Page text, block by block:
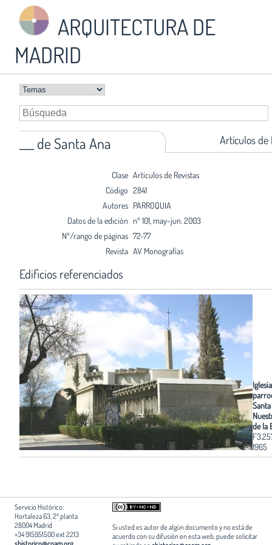
ARQUITECTURA DE
MADRID
___ de Santa Ana Artículos de
Clase Artículos de Revistas
Código 2841
Autores PARROQUIA
Datos de la edición nº 101, may-jun. 2003
Nº/rango de páginas 72-77
Revista AV Monografías
Edificios referenciados
Iglesia
de la
1965
Servicio Histórico:
Hortaleza 63, 2ª planta
28004 Madrid
+34 915951500 ext 2213
Si usted es autor de algún documento y no está de
acuerdo con su difusión en esta web, puede solicitar